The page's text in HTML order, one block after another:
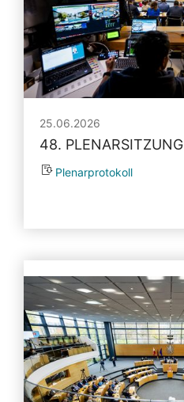
25.06.2026
48. PLENARSITZUNG
Plenarprotokoll